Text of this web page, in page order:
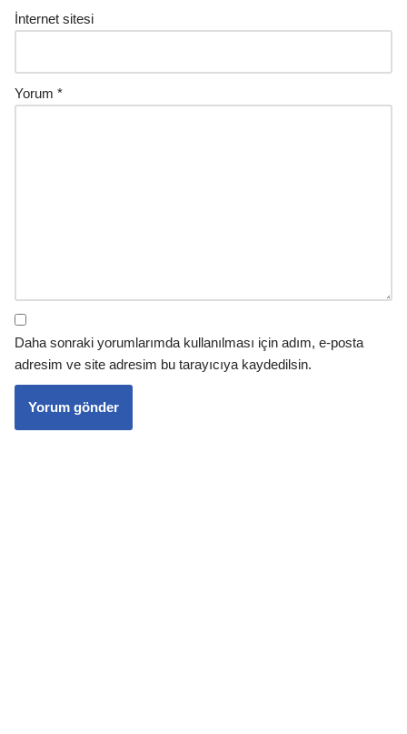
İnternet sitesi
Yorum *
Daha sonraki yorumlarımda kullanılması için adım, e-posta
adresim ve site adresim bu tarayıcıya kaydedilsin.